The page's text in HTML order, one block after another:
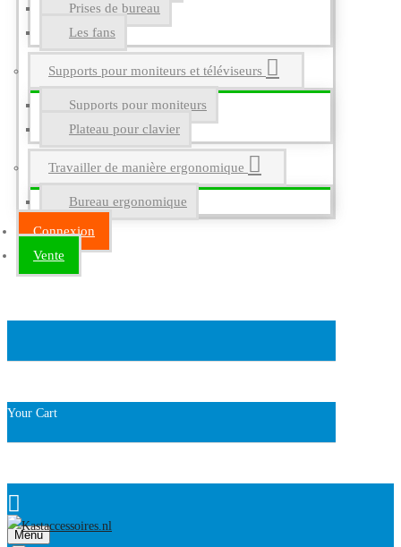
Prises de bureau
Les fans
Supports pour moniteurs et téléviseurs
Supports pour moniteurs
Plateau pour clavier
Travailler de manière ergonomique
Bureau ergonomique
Connexion
Vente
Your Cart
Menu